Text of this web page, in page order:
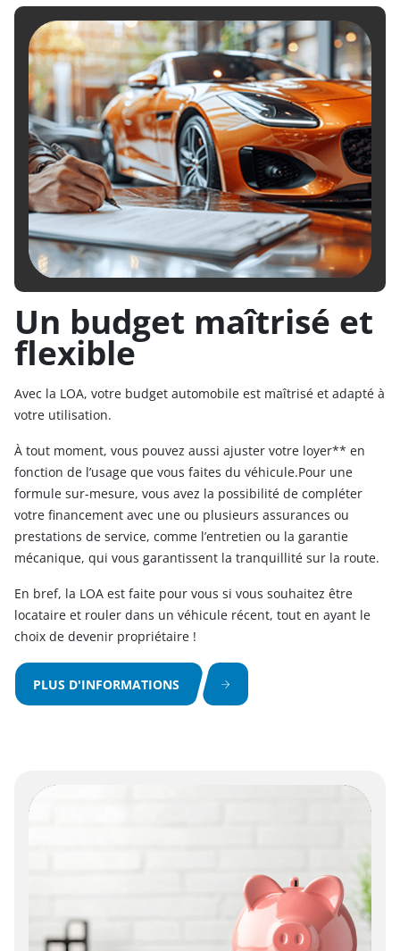
Un budget maîtrisé et
flexible
Avec la LOA, votre budget automobile est maîtrisé et adapté à
votre utilisation.
À tout moment, vous pouvez aussi ajuster votre loyer** en
fonction de l’usage que vous faites du véhicule.Pour une
formule sur-mesure, vous avez la possibilité de compléter
votre financement avec une ou plusieurs assurances ou
prestations de service, comme l’entretien ou la garantie
mécanique, qui vous garantissent la tranquillité sur la route.
En bref, la LOA est faite pour vous si vous souhaitez être
locataire et rouler dans un véhicule récent, tout en ayant le
choix de devenir propriétaire !
PLUS D'INFORMATIONS